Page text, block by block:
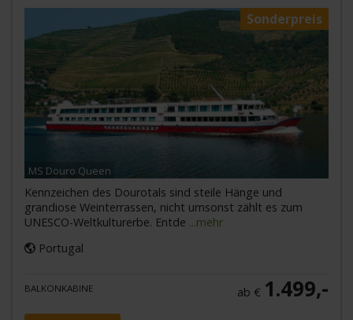
Sonderpreis
MS Douro Queen
Kennzeichen des Dourotals sind steile Hänge und
grandiose Weinterrassen, nicht umsonst zählt es zum
UNESCO-Weltkulturerbe. Entde ...mehr
Portugal
BALKONKABINE ab € 1.499,-